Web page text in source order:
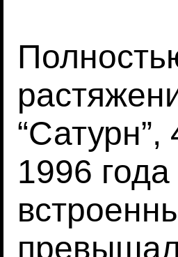
1996
превышал